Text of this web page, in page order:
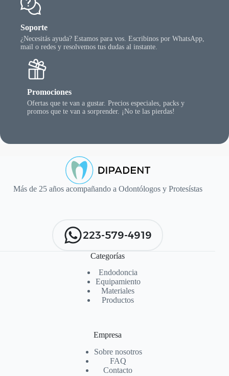
Soporte
¿Necesitás ayuda? Estamos para vos. Escribinos por WhatsApp,
mail o redes y resolvemos tus dudas al instante.
Promociones
Ofertas que te van a gustar. Precios especiales, packs y
promos que te van a sorprender. ¡No te las pierdas!
Más de 25 años acompañando a Odontólogos y Protesístas
223-579-4919
Categorías
Endodoncia
Equipamiento
Materiales
Productos
Empresa
Sobre nosotros
FAQ
Contacto